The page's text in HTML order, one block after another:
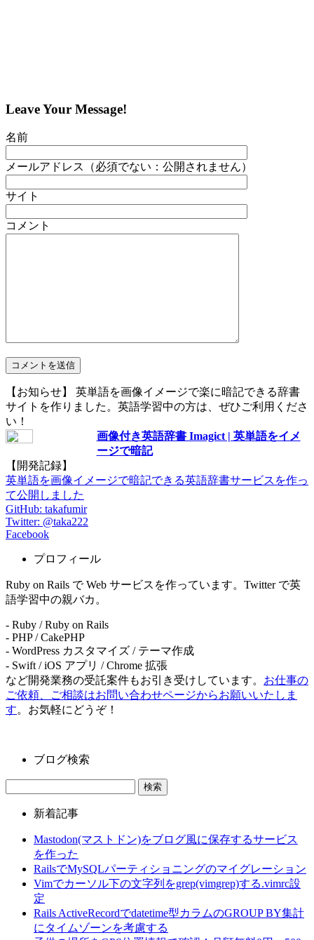
Leave Your Message!
名前
メールアドレス（必須でない：公開されません）
サイト
コメント
【お知らせ】 英単語を画像イメージで楽に暗記できる辞書
サイトを作りました。英語学習中の方は、ぜひご利用くださ
い！
画像付き英語辞書 Imagict | 英単語をイメ
ージで暗記
【開発記録】
英単語を画像イメージで暗記できる英語辞書サービスを作っ
て公開しました
GitHub: takafumir
Twitter: @taka222
Facebook
プロフィール
Ruby on Rails で Web サービスを作っています。Twitter で英
語学習中の親バカ。
- Ruby / Ruby on Rails
- PHP / CakePHP
- WordPress カスタマイズ / テーマ作成
- Swift / iOS アプリ / Chrome 拡張
など開発業務の受託案件もお引き受けしています。 お仕事の
ご依頼、ご相談はお問い合わせページからお願いいたしま
す。お気軽にどうぞ！
ブログ検索
新着記事
Mastodon(マストドン)をブログ風に保存するサービス
を作った
RailsでMySQLパーティショニングのマイグレーション
Vimでカーソル下の文字列をgrep(vimgrep)する.vimrc設
定
Rails ActiveRecordでdatetime型カラムのGROUP BY集計
にタイムゾーンを考慮する